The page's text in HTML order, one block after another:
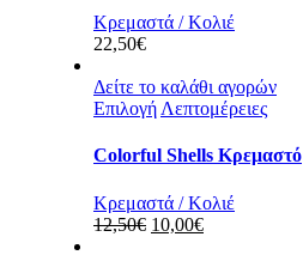
Κρεμαστά / Κολιέ
22,50€
Δείτε το καλάθι αγορών
Επιλογή Λεπτομέρειες
Colorful Shells Κρεμαστό
Κρεμαστά / Κολιέ
12,50€ Original
10,00€Η